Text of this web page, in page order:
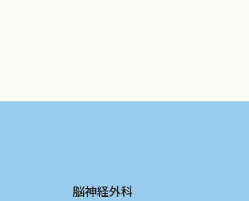
脳神経外科